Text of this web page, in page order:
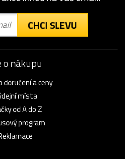
CHCI SLEVU
o nákupu
doručení a ceny
místa
od A do Z
program